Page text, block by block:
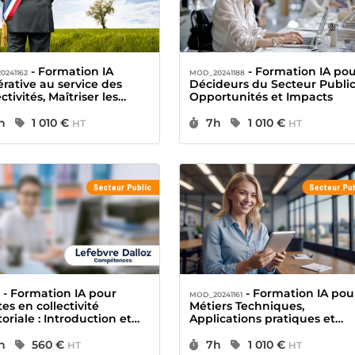
- Formation IA
au service des
Maîtriser les
: Prix :
1 010 € HT
MOD_20241188- Formation IA pour
Décideurs du Secteur
Opportunités et Impacts
Durée :
7h Prix :
1 010 € HT
- Formation IA pour
en collectivité
: Introduction et
: Prix :
560 € HT
MOD_20241161- Formation IA pour
Métiers Techniques,
Applications pratiques et
Durée :
7h Prix :
1 010 € HT